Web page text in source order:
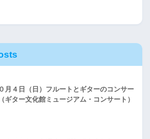
月４日（日）フルートとギターのコンサー
ギター文化館ミュージアム・コンサート）